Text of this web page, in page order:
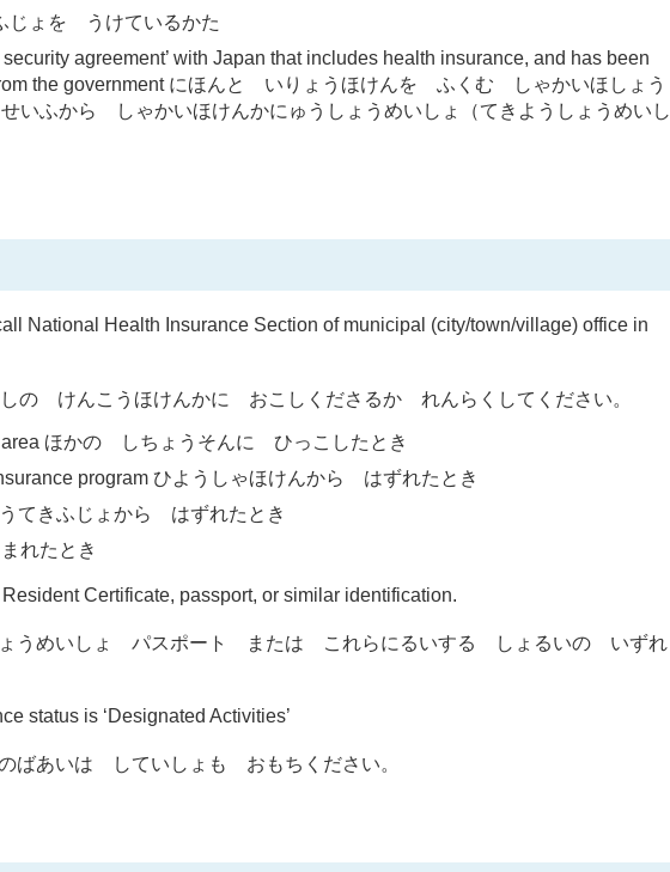
じょを うけているかた
agreement’ with Japan that includes health insurance, and has been
the government にほんと いりょうほけんを ふくむ しゃかいほしょう
ふから しゃかいほけんかにゅうしょうめいしょ（てきようしょうめいし
National Health Insurance Section of municipal (city/town/village) office in
けんこうほけんかに おこしくださるか れんらくしてください。
area ほかの しちょうそんに ひっこしたとき
program ひようしゃほけんから はずれたとき
てきふじょから はずれたとき
れたとき
Certificate, passport, or similar identification.
ょうめいしょ パスポート または これらにるいする しょるいの いずれ
status is ‘Designated Activities’
ばあいは していしょも おもちください。